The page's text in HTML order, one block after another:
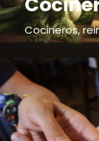
Cocineros,